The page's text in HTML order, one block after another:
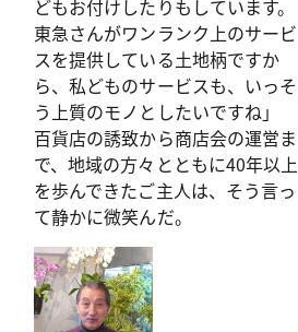
どもお付けしたりもしています。
東急さんがワンランク上のサービ
スを提供している土地柄ですか
ら、私どものサービスも、いっそ
う上質のモノとしたいですね」
百貨店の誘致から商店会の運営ま
で、地域の方々とともに40年以上
を歩んできたご主人は、そう言っ
て静かに微笑んだ。